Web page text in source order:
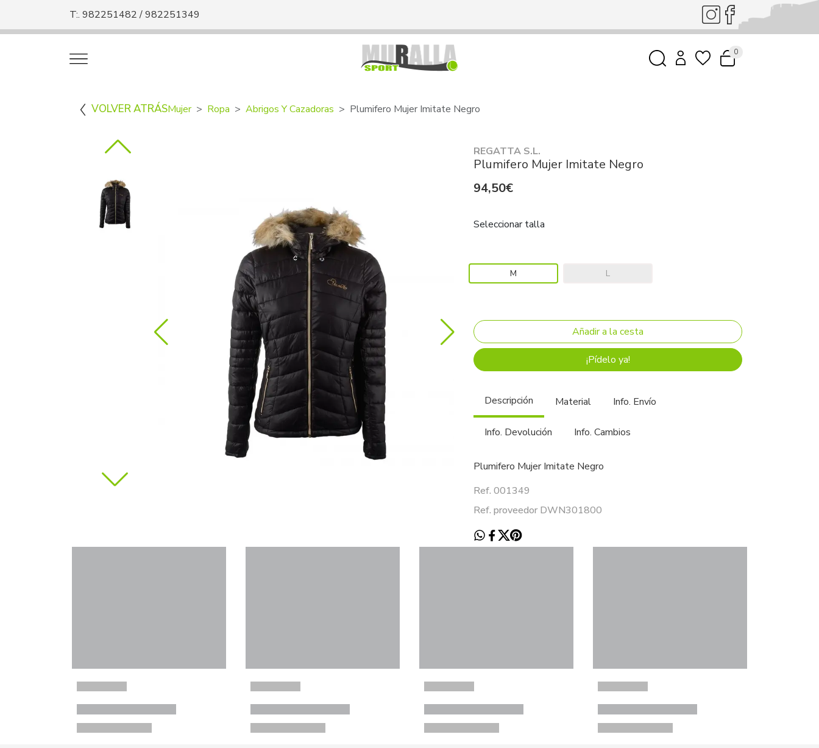
T:. 982251482 / 982251349
0
VOLVER ATRÁSMujer Ropa Abrigos Y Cazadoras Plumifero Mujer Imitate Negro
REGATTA S.L.
Plumifero Mujer Imitate Negro
94,50€
Seleccionar talla
M L
¡Pídelo ya!
Descripción Material Info. Envío
Info. Devolución Info. Cambios
Plumifero Mujer Imitate Negro
Ref. 001349
Ref. proveedor DWN301800